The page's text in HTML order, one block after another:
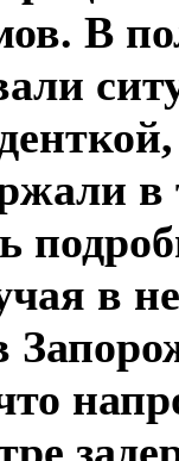
В
в
в